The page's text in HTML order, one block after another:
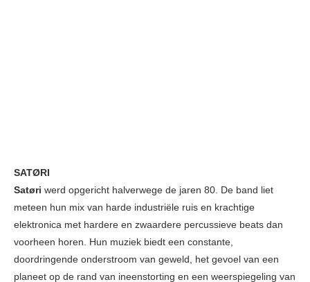
SATØRI
Satøri werd opgericht halverwege de jaren 80. De band liet
meteen hun mix van harde industriële ruis en krachtige
elektronica met hardere en zwaardere percussieve beats dan
voorheen horen. Hun muziek biedt een constante,
doordringende onderstroom van geweld, het gevoel van een
planeet op de rand van ineenstorting en een weerspiegeling van